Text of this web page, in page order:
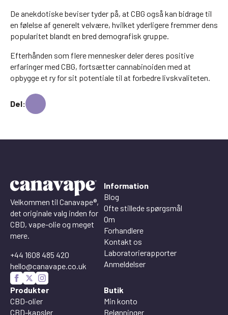
De anekdotiske beviser tyder på, at CBG også kan bidrage til
en følelse af generelt velvære, hvilket yderligere fremmer dens
popularitet blandt en bred demografisk gruppe.
Efterhånden som flere mennesker deler deres positive
erfaringer med CBG, fortsætter cannabinoiden med at
opbygge et ry for sit potentiale til at forbedre livskvaliteten.
Del:
Velkommen til Canavape®,
det originale valg inden for
CBD, vape-olie og meget
mere.
+44 1608 485 420
hello@canavape.co.uk
Information
Blog
Ofte stillede spørgsmål
Om
Forhandlere
Kontakt os
Laboratorierapporter
Anmeldelser
Produkter
CBD-olier
CBD-kapsler
Butik
Min konto
Belønninger